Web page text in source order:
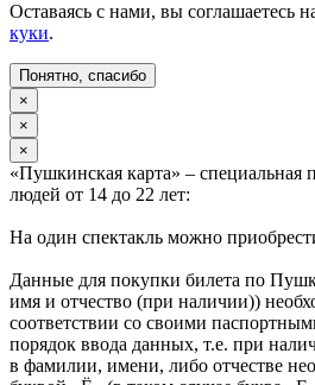
Оставаясь с нами, вы соглашаетесь
куки.
Понятно, спасибо
×
×
×
«Пушкинская карта» – специальная
людей от 14 до 22 лет:
На один спектакль можно
Данные для покупки билета по
имя и отчество (при наличии))
соответствии со своими
порядок ввода данных, т.е. при
в фамилии, имени, либо отчестве